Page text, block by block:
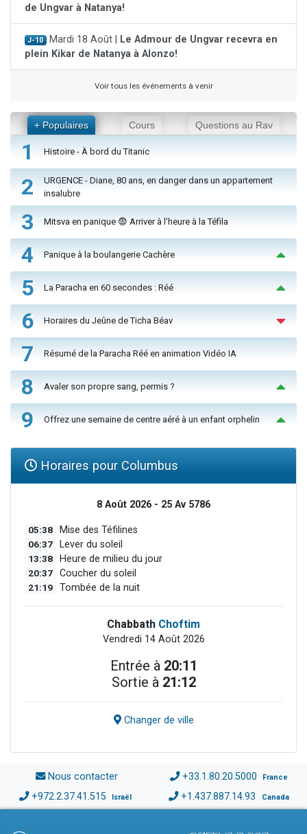
de Ungvar à Natanya!
J-10 Mardi 18 Août |
Le Admour de Ungvar recevra en
plein Kikar de Natanya à Alonzo!
Voir tous les événements à venir
+ Populaires Cours Questions au Rav
1 Histoire - À bord du Titanic
2
URGENCE - Diane, 80 ans, en danger dans un appartement
insalubre
3 Mitsva en panique 😨 Arriver à l'heure à la Téfila
4 Panique à la boulangerie Cachère
5 La Paracha en 60 secondes : Réé
6 Horaires du Jeûne de Ticha Béav
7 Résumé de la Paracha Réé en animation Vidéo IA
8 Avaler son propre sang, permis ?
9 Offrez une semaine de centre aéré à un enfant orphelin
Horaires pour Columbus
8 Août 2026 - 25 Av 5786
05:38 Mise des Téfilines
06:37 Lever du soleil
13:38 Heure de milieu du jour
20:37 Coucher du soleil
21:19 Tombée de la nuit
Chabbath Choftim
Vendredi 14 Août 2026
Entrée à 20:11
Sortie à 21:12
Changer de ville
Nous contacter +33.1.80.20.5000 France
+972.2.37.41.515 Israël +1.437.887.14.93 Canada